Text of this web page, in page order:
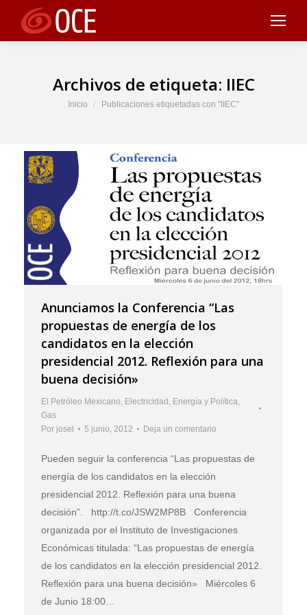
Archivos de etiqueta: IIEC
Estás aquí:
Inicio Publicaciones etiquetadas con "IIEC"
Anunciamos la Conferencia “Las
propuestas de energía de los
candidatos en la elección
presidencial 2012. Reflexión para una
buena decisión»
El Petróleo Mexicano Electricidad Energía y Política
Gas
Por josel 5 junio, 2012 Deja un comentario
Pueden seguir la conferencia “Las propuestas de
energía de los candidatos en la elección
presidencial 2012. Reflexión para una buena
decisión”. http://t.co/JSW2MP8B Conferencia
organizada por el Instituto de Investigaciones
Económicas titulada: “Las propuestas de energía
de los candidatos en la elección presidencial 2012.
Reflexión para una buena decisión» Miércoles 6
de Junio 18:00…